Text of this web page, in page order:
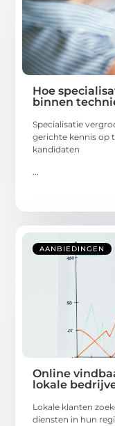
Hoe
binnen
Specialisatie
gerichte kennis op
kandidaten
...
AANBIEDINGEN
Online
lokale
Lokale klanten
diensten in hun